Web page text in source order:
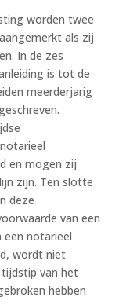
worden twee
als zij
In de zes
is tot de
meerderjarig
en mogen zij
zijn. Ten slotte
deze
van een
een notarieel
wordt niet
van het
hebben